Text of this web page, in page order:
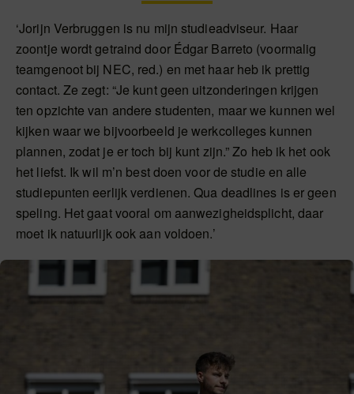
‘Jorijn Verbruggen is nu mijn studieadviseur. Haar
zoontje wordt getraind door Édgar Barreto (voormalig
teamgenoot bij NEC, red.) en met haar heb ik prettig
contact. Ze zegt: “Je kunt geen uitzonderingen krijgen
ten opzichte van andere studenten, maar we kunnen wel
kijken waar we bijvoorbeeld je werkcolleges kunnen
plannen, zodat je er toch bij kunt zijn.” Zo heb ik het ook
het liefst. Ik wil m’n best doen voor de studie en alle
studiepunten eerlijk verdienen. Qua deadlines is er geen
speling. Het gaat vooral om aanwezigheidsplicht, daar
moet ik natuurlijk ook aan voldoen.’